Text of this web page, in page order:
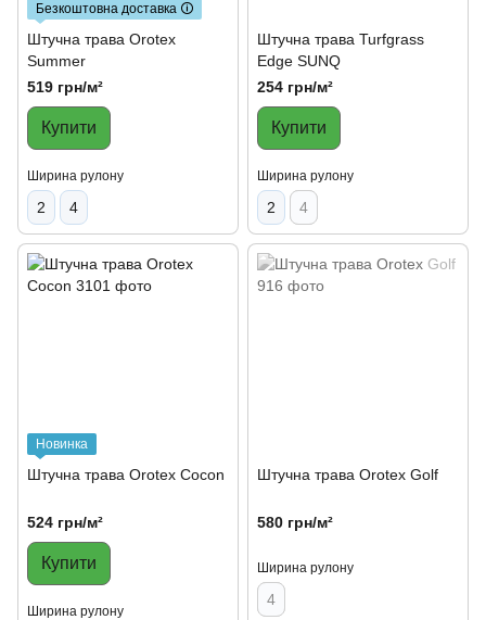
Безкоштовна доставка 🛈
Штучна трава Orotex
Summer
519 грн/м²
Купити
Ширина рулону
2 4
Штучна трава Turfgrass
Edge SUNQ
254 грн/м²
Купити
Ширина рулону
2 4
Новинка
Штучна трава Orotex Cocon
524 грн/м²
Купити
Ширина рулону
Штучна трава Orotex Golf
580 грн/м²
Ширина рулону
4